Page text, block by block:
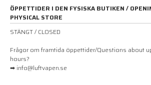
ÖPPETTIDER I DEN FYSISKA BUTIKEN /
PHYSICAL STORE
STÄNGT / CLOSED
Frågor om framtida öppettider/Questions about
hours?
➡ info@luftvapen.se